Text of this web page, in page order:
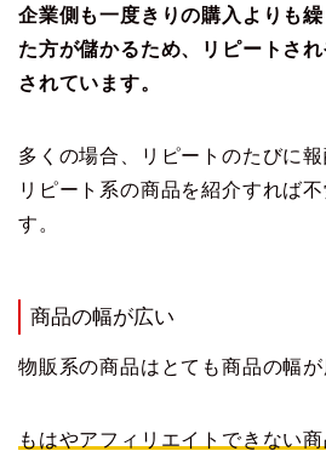
企業側も一度きりの購入よりも
た方が儲かるため、リピートさ
されています。
多くの場合、リピートのたびに報
リピート系の商品を紹介すれば
す。
商品の幅が広い
物販系の商品はとても商品の幅が
もはやアフィリエイトできない